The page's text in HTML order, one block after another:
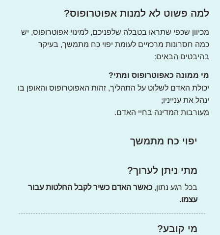
למה פשוט לא למנות אפוטרופוס?
מכיוון שכפי שתראו בטבלה שלפניכם, למינוי אפוטרופוס, יש
כמה חסרונות מרכזיים לעומת יפוי כח מתמשך, בעיקר
בהיבטים הבאים:
מי ממונה כאפוטרופוס ומתי?
יכולת האדם לשלוט על התהליך, זהות האפוטרופוס והאופן בו
ינהל את ענייניו;
מעורבות המדינה בחיי האדם.
יפוי כח מתמשך
מתי ניתן לערוך?
בכל רגע נתון,כאשר האדם כשיר לקבל החלטות עבור
עצמו.
מי קובע?